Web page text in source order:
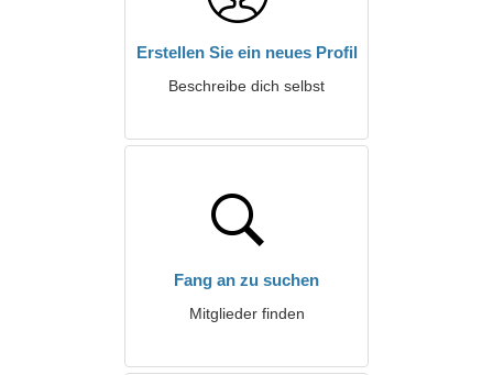
Erstellen Sie ein neues Profil
Beschreibe dich selbst
Fang an zu suchen
Mitglieder finden